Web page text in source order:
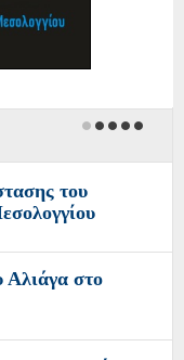
του
στο